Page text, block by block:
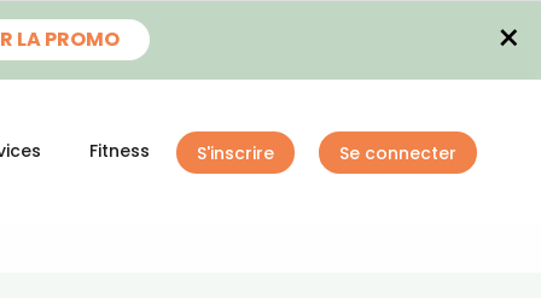
LA PROMO ×
Fitness S'inscrire Se connecter